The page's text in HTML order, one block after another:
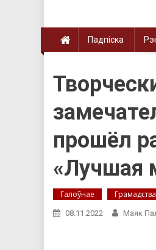
Падпіска
прошёл
«Лучшая
Галоўнае Грамадства
08.11.2022 Маяк